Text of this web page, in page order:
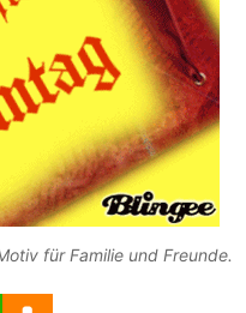
für Familie und Freunde.